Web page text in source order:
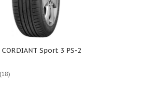
Sport 3 PS-2